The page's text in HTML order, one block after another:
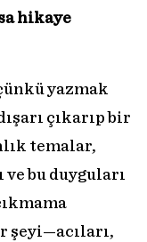
hikaye
yazmak
çıkarıp bir
temalar,
bu duyguları
şeyi—acıları,